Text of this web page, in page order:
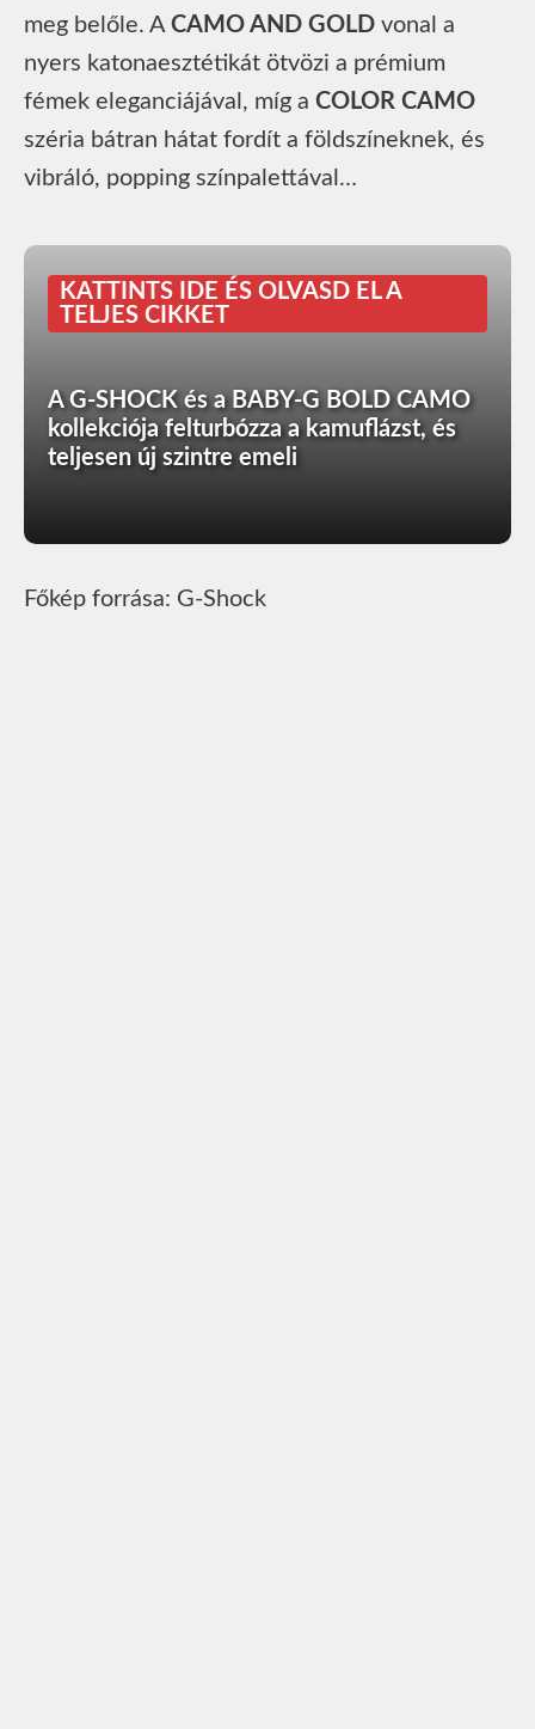
meg belőle. A CAMO AND GOLD vonal a
nyers katonaesztétikát ötvözi a prémium
fémek eleganciájával, míg a COLOR CAMO
széria bátran hátat fordít a földszíneknek, és
vibráló, popping színpalettával…
KATTINTS IDE ÉS OLVASD EL A
TELJES CIKKET
A G-SHOCK és a BABY-G BOLD CAMO
kollekciója felturbózza a kamuflázst, és
teljesen új szintre emeli
Főkép forrása: G-Shock